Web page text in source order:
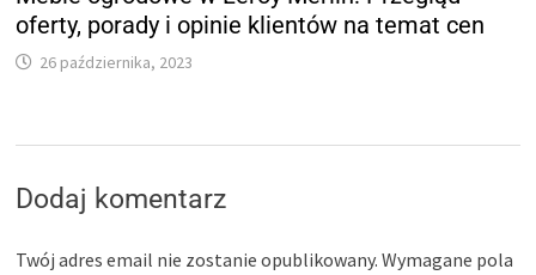
oferty, porady i opinie klientów na temat cen
26 października, 2023
Dodaj komentarz
Twój adres email nie zostanie opublikowany. Wymagane pola